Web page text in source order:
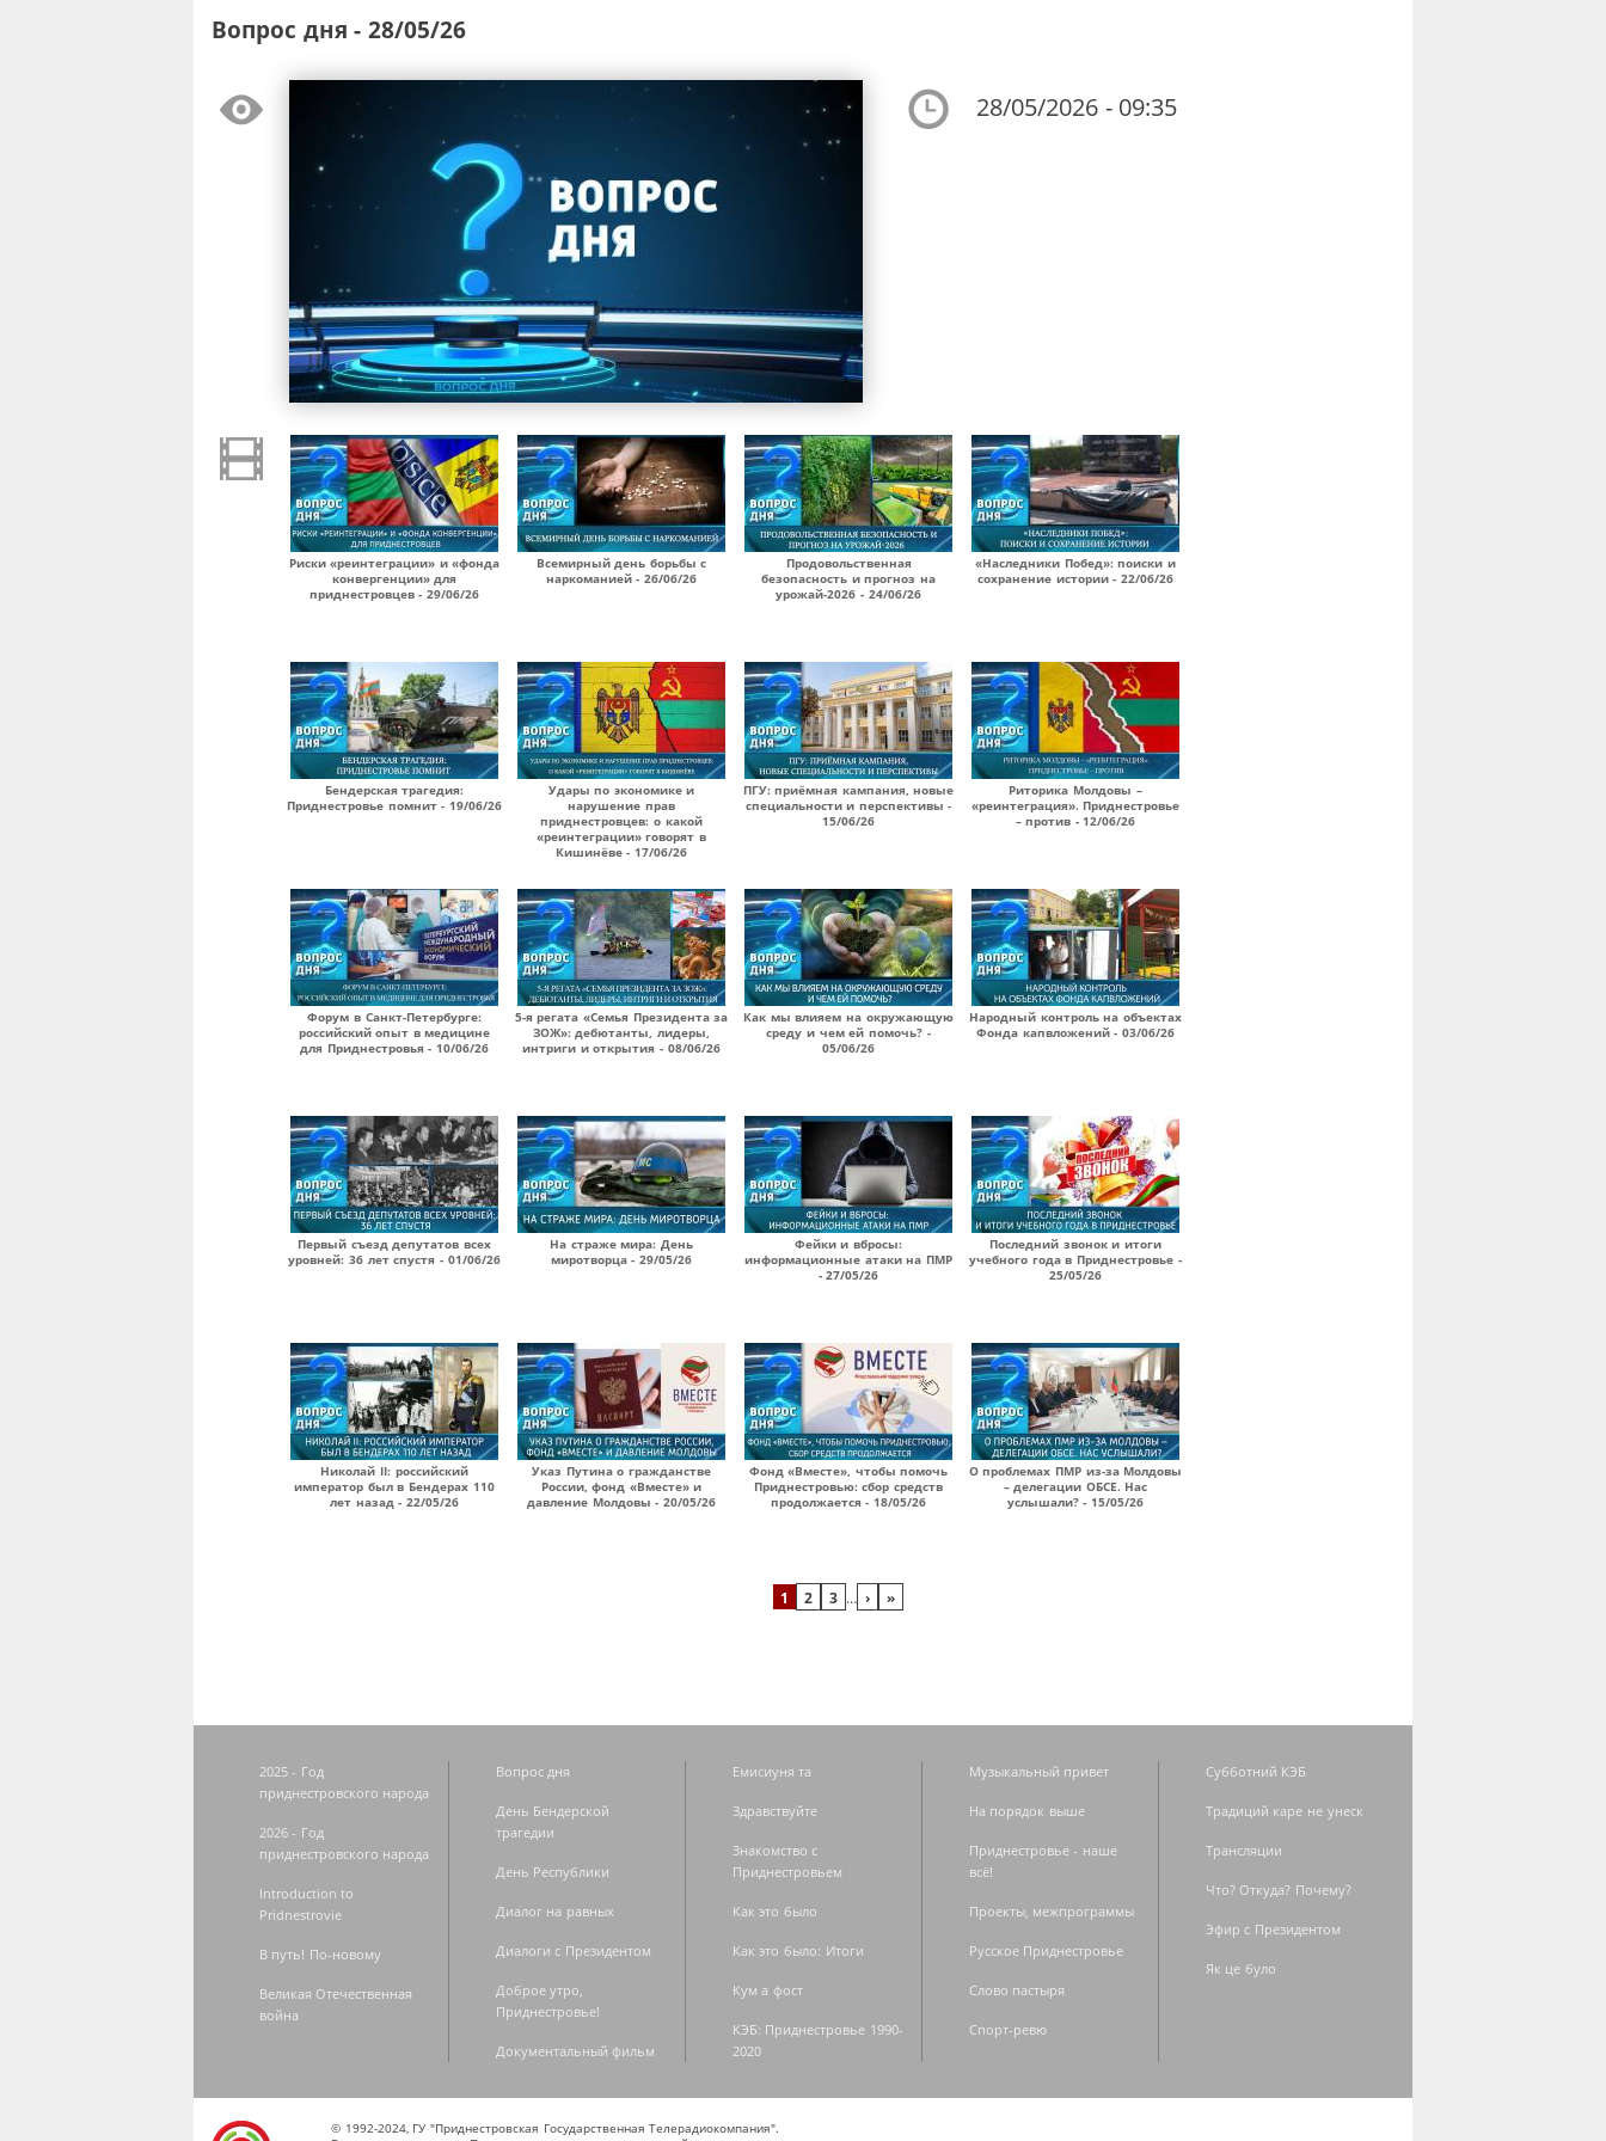
Вопрос дня - 28/05/26
28/05/2026 - 09:35
Риски «реинтеграции» и «фонда
конвергенции» для
приднестровцев - 29/06/26
Всемирный день борьбы с
наркоманией - 26/06/26
Продовольственная
безопасность и прогноз на
урожай-2026 - 24/06/26
«Наследники Побед»: поиски и
сохранение истории - 22/06/26
Бендерская трагедия:
Приднестровье помнит - 19/06/26
Удары по экономике и
нарушение прав
приднестровцев: о какой
«реинтеграции» говорят в
Кишинёве - 17/06/26
ПГУ: приёмная кампания, новые
специальности и перспективы -
15/06/26
Риторика Молдовы –
«реинтеграция». Приднестровье
– против - 12/06/26
Форум в Санкт-Петербурге:
российский опыт в медицине
для Приднестровья - 10/06/26
5-я регата «Семья Президента за
ЗОЖ»: дебютанты, лидеры,
интриги и открытия - 08/06/26
Как мы влияем на окружающую
среду и чем ей помочь? -
05/06/26
Народный контроль на объектах
Фонда капвложений - 03/06/26
Первый съезд депутатов всех
уровней: 36 лет спустя - 01/06/26
На страже мира: День
миротворца - 29/05/26
Фейки и вбросы:
информационные атаки на ПМР
- 27/05/26
Последний звонок и итоги
учебного года в Приднестровье -
25/05/26
Николай II: российский
император был в Бендерах 110
лет назад - 22/05/26
Указ Путина о гражданстве
России, фонд «Вместе» и
давление Молдовы - 20/05/26
Фонд «Вместе», чтобы помочь
Приднестровью: сбор средств
продолжается - 18/05/26
О проблемах ПМР из-за Молдовы
– делегации ОБСЕ. Нас
услышали? - 15/05/26
1 2 3 … › »
2025 - Год
приднестровского народа
2026 - Год
приднестровского народа
Introduction to
Pridnestrovie
В путь! По-новому
Великая Отечественная
война
Вопрос дня
День Бендерской
трагедии
День Республики
Диалог на равных
Диалоги с Президентом
Доброе утро,
Приднестровье!
Документальный фильм
Емисиуня та
Здравствуйте
Знакомство с
Приднестровьем
Как это было
Как это было: Итоги
Кум а фост
КЭБ: Приднестровье 1990-
2020
Музыкальный привет
На порядок выше
Приднестровье - наше
всё!
Проекты, межпрограммы
Русское Приднестровье
Слово пастыря
Спорт-ревю
Субботний КЭБ
Традиций каре не унеск
Трансляции
Что? Откуда? Почему?
Эфир с Президентом
Як це було
© 1992-2024, ГУ "Приднестровская Государственная Телерадиокомпания".